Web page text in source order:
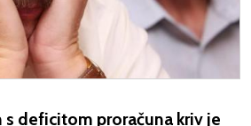
s deficitom proračuna kriv je